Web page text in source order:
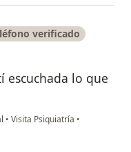
verificado
escuchada lo que
• Visita Psiquiatría •